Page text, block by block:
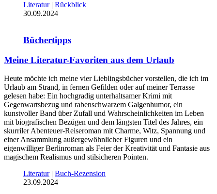
Literatur| Rückblick
30.09.2024
Büchertipps
Meine Literatur-Favoriten aus dem Urlaub
Heute möchte ich meine vier Lieblingsbücher vorstellen, die ich im
Urlaub am Strand, in fernen Gefilden oder auf meiner Terrasse
gelesen habe: Ein hochgradig unterhaltsamer Krimi mit
Gegenwartsbezug und rabenschwarzem Galgenhumor, ein
kunstvoller Band über Zufall und Wahrscheinlichkeiten im Leben
mit biografischen Bezügen und dem längsten Titel des Jahres, ein
skurriler Abenteuer-Reiseroman mit Charme, Witz, Spannung und
einer Ansammlung außergewöhnlicher Figuren und ein
eigenwilliger Berlinroman als Feier der Kreativität und Fantasie aus
magischem Realismus und stilsicheren Pointen.
Literatur| Buch-Rezension
23.09.2024